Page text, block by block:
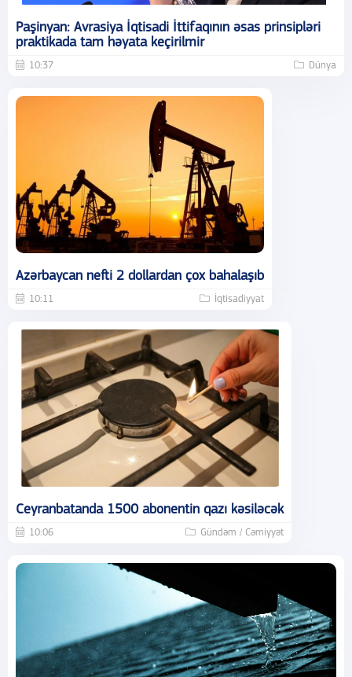
Paşinyan: Avrasiya İqtisadi İttifaqının əsas prinsipləri
praktikada tam həyata keçirilmir
10:37 Dünya
Azərbaycan nefti 2 dollardan çox bahalaşıb
10:11 İqtisadiyyat
Ceyranbatanda 1500 abonentin qazı kəsiləcək
10:06 Gündəm / Cəmiyyət